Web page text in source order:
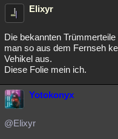
Besucht
Lesenswert
Elixyr
Die bekannten
man so aus dem Fernseh
Vehikel aus.
Diese Folie mein ich.
Yotokonyx
@Elixyr